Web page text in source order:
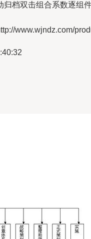
归档双击组合系数逐组
www.wjndz.com/